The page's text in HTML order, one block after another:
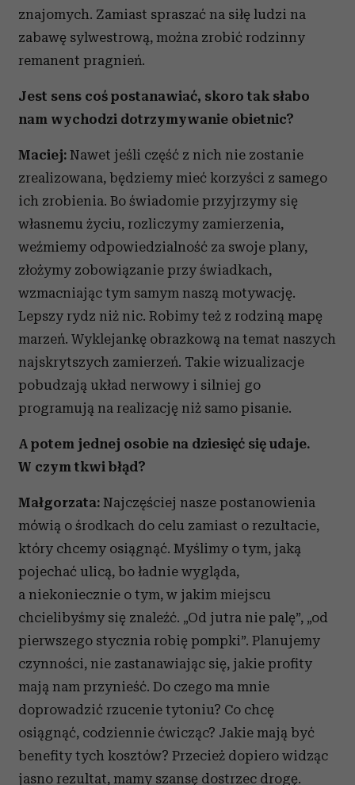
znajomych. Zamiast spraszać na siłę ludzi na
zabawę sylwestrową, można zrobić rodzinny
remanent pragnień.
Jest sens coś postanawiać, skoro tak słabo
nam wychodzi dotrzymywanie obietnic?
Maciej: Nawet jeśli część z nich nie zostanie
zrealizowana, będziemy mieć korzyści z samego
ich zrobienia. Bo świadomie przyjrzymy się
własnemu życiu, rozliczymy zamierzenia,
weźmiemy odpowiedzialność za swoje plany,
złożymy zobowiązanie przy świadkach,
wzmacniając tym samym naszą motywację.
Lepszy rydz niż nic. Robimy też z rodziną mapę
marzeń. Wyklejankę obrazkową na temat naszych
najskrytszych zamierzeń. Takie wizualizacje
pobudzają układ nerwowy i silniej go
programują na realizację niż samo pisanie.
A potem jednej osobie na dziesięć się udaje.
W czym tkwi błąd?
Małgorzata: Najczęściej nasze postanowienia
mówią o środkach do celu zamiast o rezultacie,
który chcemy osiągnąć. Myślimy o tym, jaką
pojechać ulicą, bo ładnie wygląda,
a niekoniecznie o tym, w jakim miejscu
chcielibyśmy się znaleźć. „Od jutra nie palę”, „od
pierwszego stycznia robię pompki”. Planujemy
czynności, nie zastanawiając się, jakie profity
mają nam przynieść. Do czego ma mnie
doprowadzić rzucenie tytoniu? Co chcę
osiągnąć, codziennie ćwicząc? Jakie mają być
benefity tych kosztów? Przecież dopiero widząc
jasno rezultat, mamy szansę dostrzec drogę.